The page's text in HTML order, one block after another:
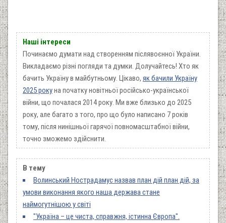
Наші інтереси
Починаємо думати над створенням післявоєнної України.
Викладаємо різні погляди та думки. Долучайтесь! Хто як
бачить Україну в майбутньому. Цікаво, як бачили Україну
2025 рокуна початку новітньої російсько-української
війни, що почалася 2014 року. Ми вже близько до 2025
року, але багато з того, про що було написано 7 років
тому, після нинішньої гарячої повномасштабної війни,
точно зможемо здійснити.
В тему
Волинський Нострадамус назвав план дій план дій, за
умови виконання якого наша держава стане
наймогутнішою у світі
"Україна – це чиста, справжня, істинна Європа".